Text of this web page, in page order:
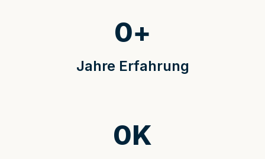
Jahre Erfahrung
0+
0K